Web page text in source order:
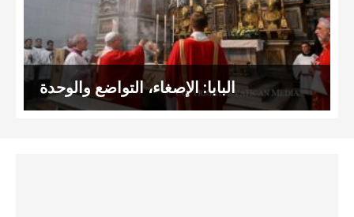
البابا: الإصغاء، التواضع والوحدة